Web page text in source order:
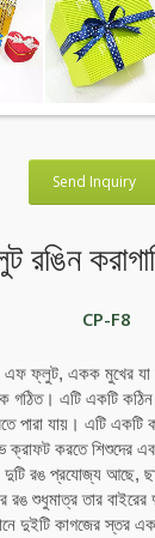
Send Inquiry
CP-F8
এফ ফ্লুট, একক মুখের যা
গঠিত। এটি একটি
পারা যায়। এটি একটি
ক্রাফট করতে
রঙ প্রযোজ্য আছে,
রঙ শুধুমাত্র তার
দুইটি কাগজের স্তর